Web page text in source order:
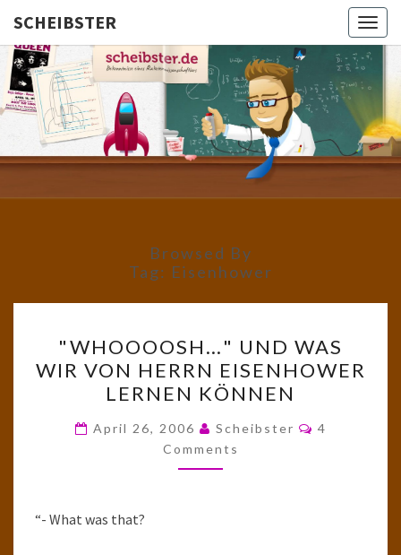
SCHEIBSTER
Gutbürgerliche
Reime Und
Mehr! In
Blogform.
School!
Browsed By
Tag: Eisenhower
UND
WAS
WIR
VON
HERRN
EISENHOWER
"WHOOOOSH…" UND WAS
WIR VON HERRN EISENHOWER
LERNEN KÖNNEN
April 26, 2006 Scheibster Comments
4
Comments
“- What was that?